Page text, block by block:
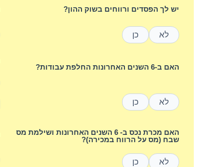
יש לך הפסדים ורווחים בשוק ההון?
לא כן
האם ב-6 השנים האחרונות החלפת עבודות?
לא כן
האם מכרת נכס ב- 6 השנים האחרונות ושילמת מס
שבח (מס על הרווח במכירה)?
לא כן